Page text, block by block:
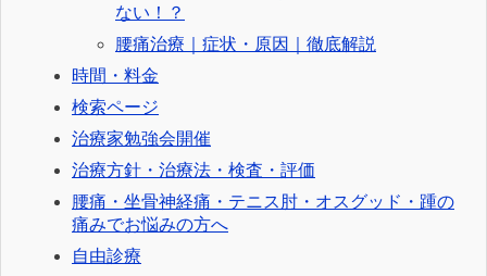
ない！？
腰痛治療｜症状・原因｜徹底解説
時間・料金
検索ページ
治療家勉強会開催
治療方針・治療法・検査・評価
腰痛・坐骨神経痛・テニス肘・オスグッド・踵の
痛みでお悩みの方へ
自由診療